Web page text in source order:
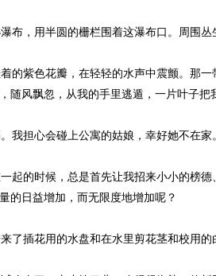
，用半圆的栅栏围着这瀑布口。周围丛
紫色花瓣，在轻轻的水声中震颤。那
风飘忽，从我的手里逃遁，一片叶子把
担心会碰上公寓的姑娘，幸好她不在家。
的时候，总是首先让我招来小小的榜
的日益增加，而无限度地增加呢？
插花用的水盘和在水里剪花茎和校用的